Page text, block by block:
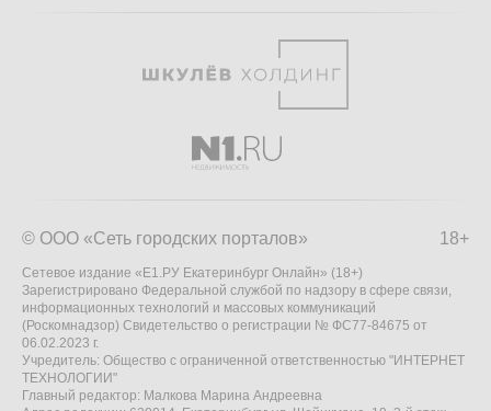
18+
© ООО «Сеть городских порталов»
Сетевое издание «Е1.РУ Екатеринбург Онлайн» (18+)
Зарегистрировано Федеральной службой по надзору в сфере связи,
информационных технологий и массовых коммуникаций
(Роскомнадзор) Свидетельство о регистрации № ФС77-84675 от
06.02.2023 г.
Учредитель: Общество с ограниченной ответственностью "ИНТЕРНЕТ
ТЕХНОЛОГИИ"
Главный редактор: Малкова Марина Андреевна